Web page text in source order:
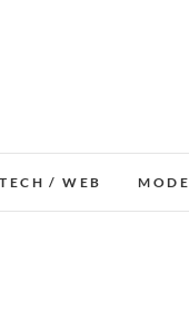
TECH / WEB MODE